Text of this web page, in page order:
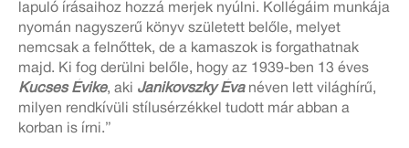
lapuló írásaihoz hozzá merjek nyúlni. Kollégáim munkája
nyomán nagyszerű könyv született belőle, melyet
nemcsak a felnőttek, de a kamaszok is forgathatnak
majd. Ki fog derülni belőle, hogy az 1939-ben 13 éves
Kucses Évike, aki Janikovszky Évanéven lett világhírű,
milyen rendkívüli stílusérzékkel tudott már abban a
korban is írni.”